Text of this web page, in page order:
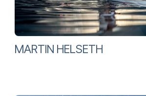
MARTIN HELSETH